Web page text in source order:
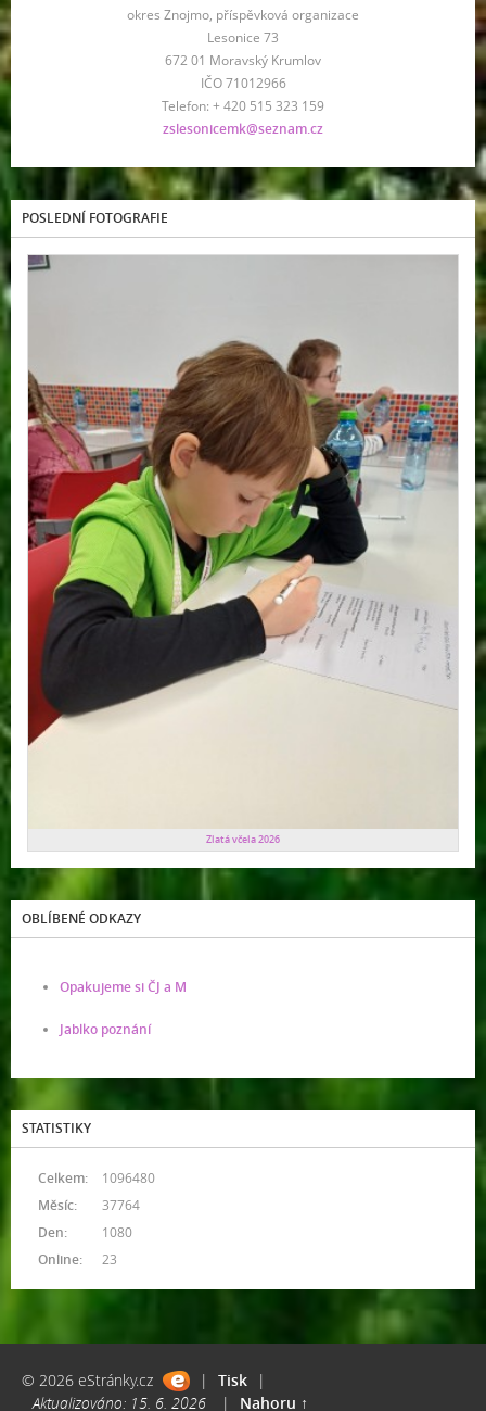
okres Znojmo, příspěvková organizace
Lesonice 73
672 01 Moravský Krumlov
IČO 71012966
Telefon: + 420 515 323 159
zslesonicemk@seznam.cz
POSLEDNÍ FOTOGRAFIE
Zlatá včela 2026
OBLÍBENÉ ODKAZY
Opakujeme si ČJ a M
Jablko poznání
STATISTIKY
Online: 23
Celkem:
1096480
Měsíc:
37764
Den:
1080
© 2026 eStránky.cz | Tisk
|
Aktualizováno: 15. 6. 2026
| Nahoru ↑